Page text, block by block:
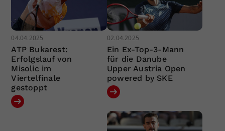
04.04.2025
ATP Bukarest:
Erfolgslauf von
Misolic im
Viertelfinale
gestoppt
02.04.2025
Ein Ex-Top-3-Mann
für die Danube
Upper Austria Open
powered by SKE